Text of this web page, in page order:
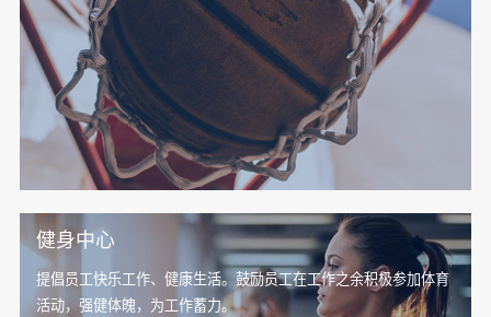
健身中心
提倡员工快乐工作、健康生活。鼓励员工在工作之余积极参加体育
活动，强健体魄，为工作蓄力。